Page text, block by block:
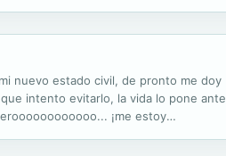
nuevo estado civil, de pronto me doy
intento evitarlo, la vida lo pone ante
¡me estoy